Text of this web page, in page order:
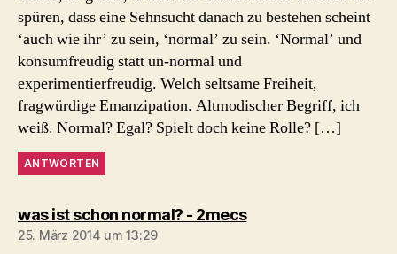
spüren, dass eine Sehnsucht danach zu bestehen scheint
‘auch wie ihr’ zu sein, ‘normal’ zu sein. ‘Normal’ und
konsumfreudig statt un-normal und
experimentierfreudig. Welch seltsame Freiheit,
fragwürdige Emanzipation. Altmodischer Begriff, ich
weiß. Normal? Egal? Spielt doch keine Rolle? […]
ANTWORTEN
was ist schon normal? - 2mecssagt:
25. März 2014 um 13:29